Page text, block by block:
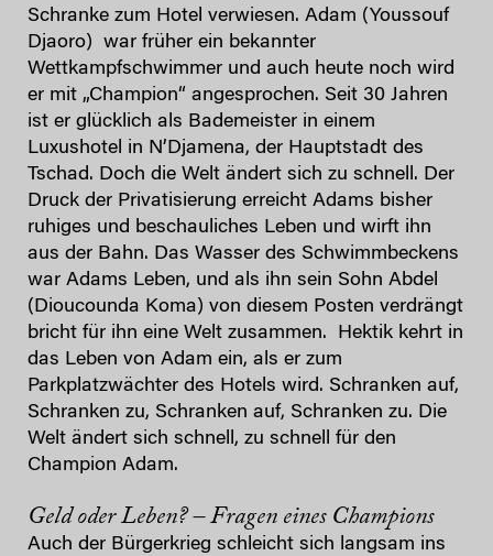
Schranke zum Hotel verwiesen. Adam (Youssouf
Djaoro) war früher ein bekannter
Wettkampfschwimmer und auch heute noch wird
er mit „Champion“ angesprochen. Seit 30 Jahren
ist er glücklich als Bademeister in einem
Luxushotel in N’Djamena, der Hauptstadt des
Tschad. Doch die Welt ändert sich zu schnell. Der
Druck der Privatisierung erreicht Adams bisher
ruhiges und beschauliches Leben und wirft ihn
aus der Bahn. Das Wasser des Schwimmbeckens
war Adams Leben, und als ihn sein Sohn Abdel
(Dioucounda Koma) von diesem Posten verdrängt
bricht für ihn eine Welt zusammen. Hektik kehrt in
das Leben von Adam ein, als er zum
Parkplatzwächter des Hotels wird. Schranken auf,
Schranken zu, Schranken auf, Schranken zu. Die
Welt ändert sich schnell, zu schnell für den
Champion Adam.
Geld oder Leben? – Fragen eines Champions
Auch der Bürgerkrieg schleicht sich langsam ins